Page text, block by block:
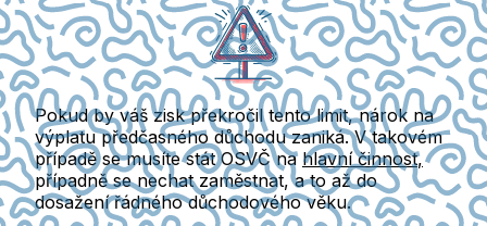
Pokud by váš zisk překročil tento limit,nárok na
výplatu předčasného důchodu zaniká. V takovém
případě se musíte stát OSVČna hlavní činnost,
případně senechat zaměstnat, a to až do
dosažení řádného důchodového věku.